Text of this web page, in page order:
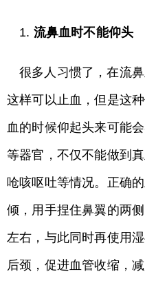
1. 流鼻血时不能仰头
很多人习惯了，在流
这样可以止血，但是这
血的时候仰起头来可能
等器官，不仅不能做到
呛咳呕吐等情况。正确
倾，用手捏住鼻翼的两
左右，与此同时再使用
后颈，促进血管收缩，减